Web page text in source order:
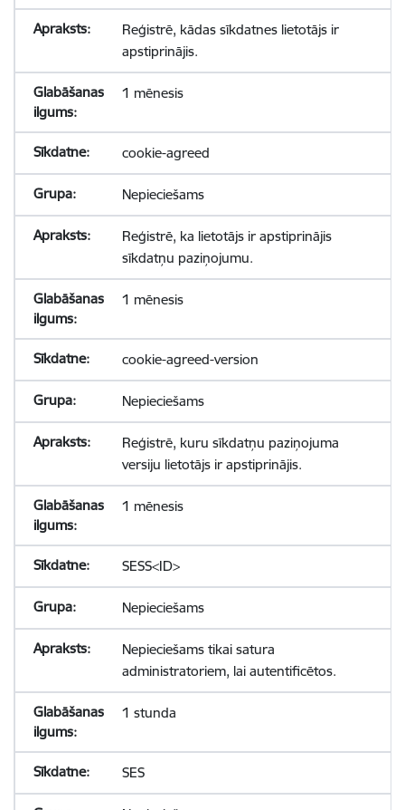
Reģistrē, kādas sīkdatnes lietotājs ir
apstiprinājis.
1 mēnesis
cookie-agreed
Nepieciešams
Reģistrē, ka lietotājs ir apstiprinājis
sīkdatņu paziņojumu.
1 mēnesis
cookie-agreed-version
Nepieciešams
Reģistrē, kuru sīkdatņu paziņojuma
versiju lietotājs ir apstiprinājis.
1 mēnesis
SESS<ID>
Nepieciešams
Nepieciešams tikai satura
administratoriem, lai autentificētos.
1 stunda
SES